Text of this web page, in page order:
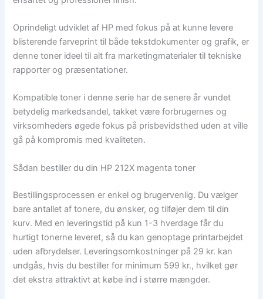
Oprindeligt udviklet af HP med fokus på at kunne levere
blisterende farveprint til både tekstdokumenter og grafik, er
denne toner ideel til alt fra marketingmaterialer til tekniske
rapporter og præsentationer.
Kompatible toner i denne serie har de senere år vundet
betydelig markedsandel, takket være forbrugernes og
virksomheders øgede fokus på prisbevidsthed uden at ville
gå på kompromis med kvaliteten.
Sådan bestiller du din HP 212X magenta toner
Bestillingsprocessen er enkel og brugervenlig. Du vælger
bare antallet af tonere, du ønsker, og tilføjer dem til din
kurv. Med en leveringstid på kun 1-3 hverdage får du
hurtigt tonerne leveret, så du kan genoptage printarbejdet
uden afbrydelser. Leveringsomkostninger på 29 kr. kan
undgås, hvis du bestiller for minimum 599 kr., hvilket gør
det ekstra attraktivt at købe ind i større mængder.